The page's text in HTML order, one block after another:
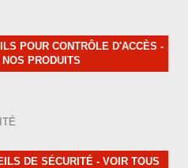
POUR CONTRÔLE D'ACCÈS -
PRODUITS
DE SÉCURITÉ - VOIR TOUS